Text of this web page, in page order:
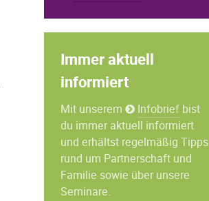
Immer aktuell
informiert
Mit unserem Infobrief bist
du immer aktuell informiert
und erhältst regelmäßig Tipps
rund um Partnerschaft und
Familie sowie über unsere
Seminare.